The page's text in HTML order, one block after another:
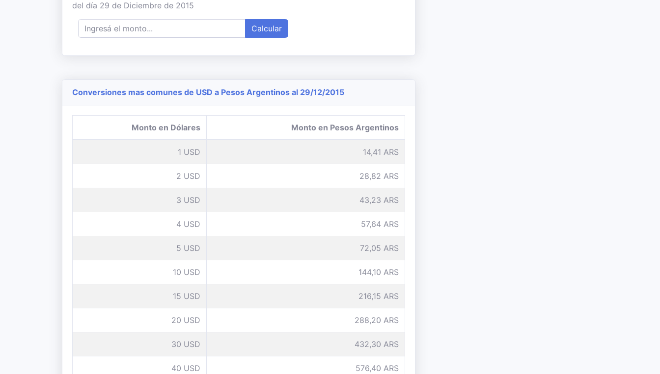
del día 29 de Diciembre de 2015
Calcular
Conversiones mas comunes de USD a Pesos Argentinos al 29/12/2015
Monto en Dólares Monto en Pesos Argentinos
1 USD 14,41 ARS
2 USD 28,82 ARS
3 USD 43,23 ARS
4 USD 57,64 ARS
5 USD 72,05 ARS
10 USD 144,10 ARS
15 USD 216,15 ARS
20 USD 288,20 ARS
30 USD 432,30 ARS
40 USD 576,40 ARS